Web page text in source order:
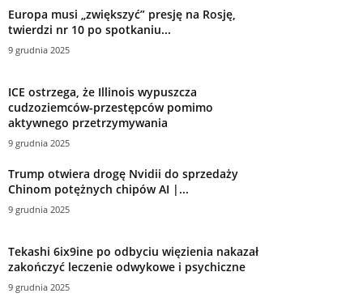
Europa musi „zwiększyć” presję na Rosję,
twierdzi nr 10 po spotkaniu...
9 grudnia 2025
ICE ostrzega, że ​​Illinois wypuszcza
cudzoziemców-przestępców pomimo
aktywnego przetrzymywania
9 grudnia 2025
Trump otwiera drogę Nvidii do sprzedaży
Chinom potężnych chipów AI |...
9 grudnia 2025
Tekashi 6ix9ine po odbyciu więzienia nakazał
zakończyć leczenie odwykowe i psychiczne
9 grudnia 2025